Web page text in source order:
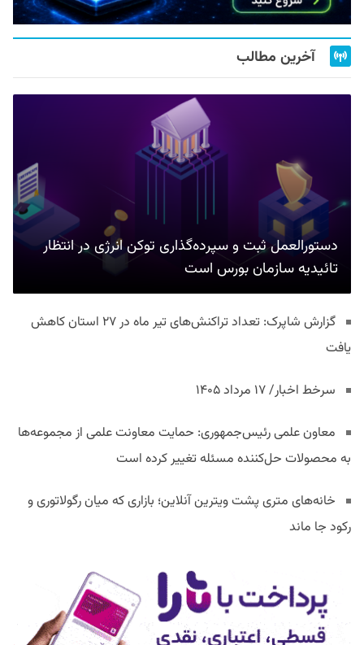
آخرین مطالب
دستورالعمل ثبت و سپرده‌گذاری توکن انرژی در انتظار
تائیدیه سازمان بورس است
گزارش شاپرک: تعداد تراکنش‌های تیر ماه در ۲۷ استان‌ کاهش
یافت
سرخط اخبار/ ۱۷ مرداد ۱۴۰۵
معاون علمی رئیس‌جمهوری: حمایت معاونت علمی از مجموعه‌ها
به محصولات حل‌کننده مسئله تغییر کرده است
خانه‌های متری پشت ویترین آنلاین؛ بازاری که میان رگولاتوری و
رکود جا ماند